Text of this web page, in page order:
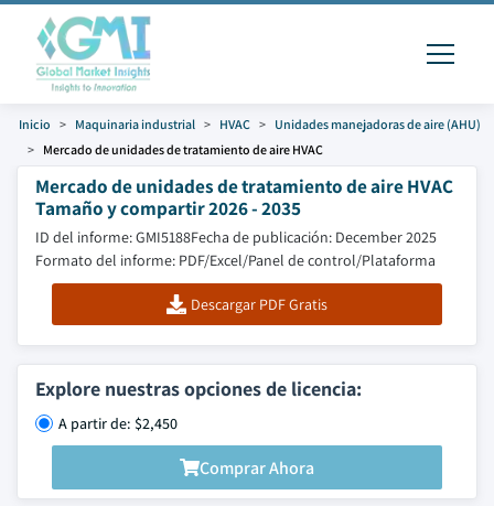
Inicio Maquinaria industrial HVAC
Unidades manejadoras de aire (AHU)
Mercado de unidades de tratamiento de aire HVAC
Mercado de unidades de tratamiento de aire HVAC
Tamaño y compartir 2026 - 2035
ID del informe: GMI5188Fecha de publicación: December 2025
Formato del informe: PDF/Excel/Panel de control/Plataforma
Descargar PDF Gratis
Explore nuestras opciones de licencia:
A partir de: $2,450
Comprar Ahora